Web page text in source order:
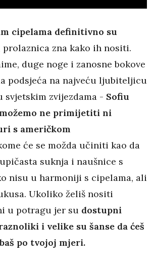
cipelama definitivno su
prolaznica zna kako ih nositi.
duge noge i zanosne bokove
podsjeća na najveću ljubiteljicu
zvijezdama - Sofiu
ne primijetiti ni
s američkom
će se možda učiniti kao da
suknja i naušnice s
nisu u harmoniji s cipelama, ali
Ukoliko želiš nositi
u potragu jer su dostupni
i velike su šanse da ćeš
po tvojoj mjeri.